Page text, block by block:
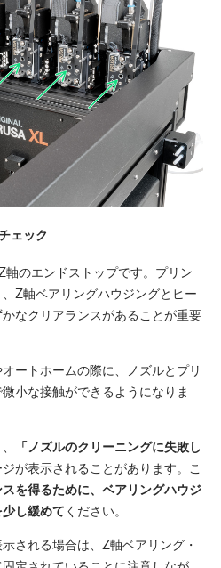
ェック
軸のエンドストップです。プリン
Z軸ベアリングハウジングとヒー
なクリアランスがあることが重要
ートホームの際に、ノズルとプリ
小な接触ができるようになりま
「ノズルのクリーニングに失敗し
が表示されることがあります。こ
を得るために、ベアリングハウジ
し緩めて ください。
される場合は、Z軸ベアリング・